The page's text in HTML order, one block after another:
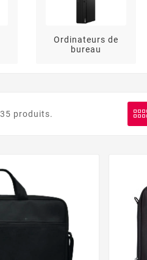
Ordinateurs de
bureau
produits.